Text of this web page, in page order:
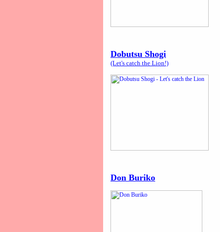
Dobutsu Shogi
(Let's catch the Lion!)
Don Buriko